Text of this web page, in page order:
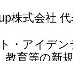
株式会社
・アイデ
育等の新